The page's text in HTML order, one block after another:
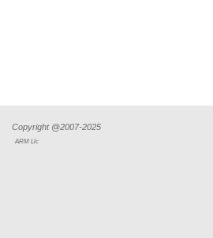
Copyright @2007-2025
ARM Llc